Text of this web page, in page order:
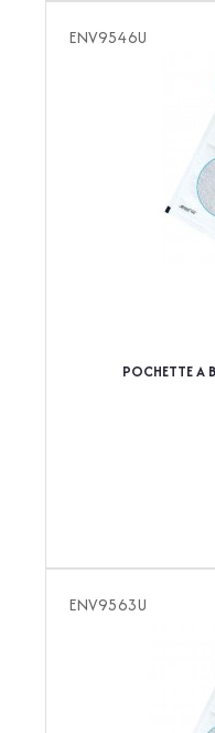
ENV9546U
POCHETTE A
ENV9563U